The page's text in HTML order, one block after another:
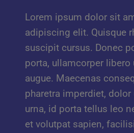
Lorem ipsum dolor sit
adipiscing elit. Quisque
suscipit cursus. Donec
porta, ullamcorper libero
augue. Maecenas
pharetra imperdiet, dolor
urna, id porta tellus leo
et volutpat sapien,